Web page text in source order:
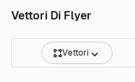
Vettori Di Flyer
Vettori